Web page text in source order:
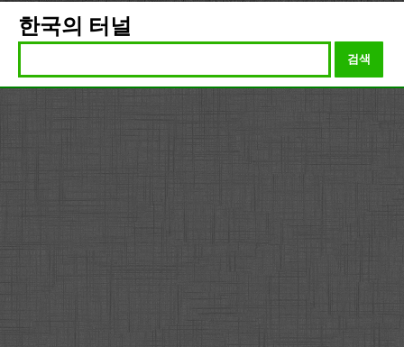
한국의 터널
검색